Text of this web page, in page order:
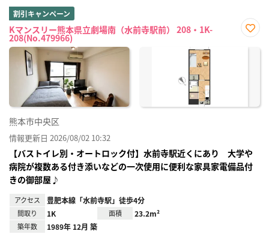
割引キャンペーン
Kマンスリー熊本県立劇場南（水前寺駅前） 208・1K-
208(No.479966)
に入
熊本市中央区
情報更新日 2026/08/02 10:32
【バストイレ別・オートロック付】水前寺駅近くにあり 大学や
病院が複数ある付き添いなどの一次使用に便利な家具家電備品付
きの御部屋♪
アクセス 豊肥本線「水前寺駅」徒歩4分
間取り 1K 面積 23.2m²
築年数 1989年 12月 築